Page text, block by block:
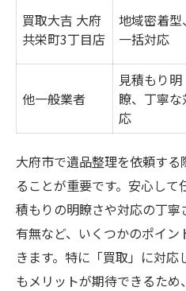
買取大吉 大府
共栄町3丁目店
地域密着型、
一括対応
他一般業者
見積もり明
瞭、丁寧な
応
大府市で遺品整理を依頼す
ることが重要です。安心し
積もりの明瞭さや対応の丁
有無など、いくつかのポイ
きます。特に「買取」に対
もメリットが期待できるた